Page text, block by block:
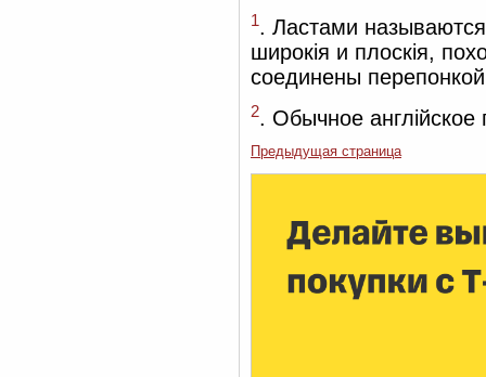
1. Ластами
широкія и плоскія,
соединены
2. Обычное англійское
Предыдущая страница